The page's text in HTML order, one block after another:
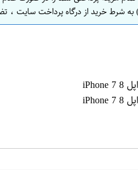
شرط خرید از درگاه پرداخت سایت ،